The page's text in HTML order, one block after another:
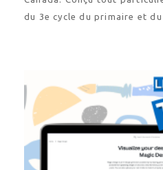
du 3e cycle du primaire et